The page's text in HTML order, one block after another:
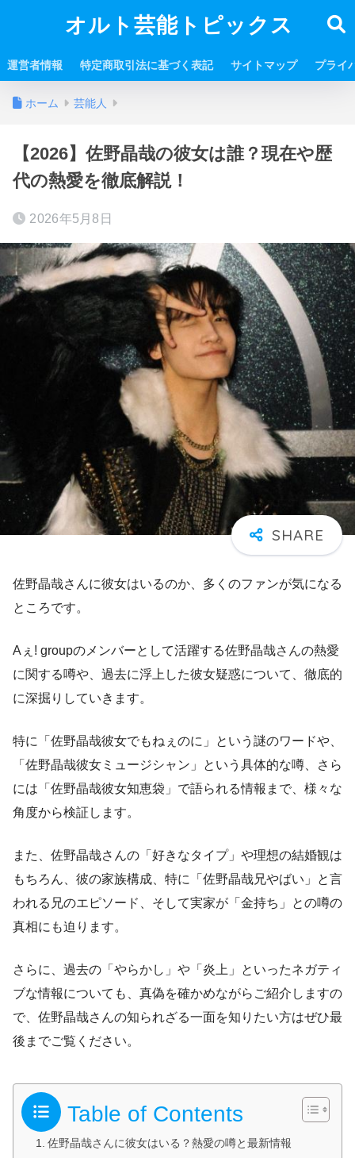
オルト芸能トピックス
運営者情報 特定商取引法に基づく表記 サイトマップ プライ
ホーム 芸能人
【2026】佐野晶哉の彼女は誰？現在や歴
代の熱愛を徹底解説！
2026年5月8日
佐野晶哉さんに彼女はいるのか、多くのファンが気になる
ところです。
Aぇ! groupのメンバーとして活躍する佐野晶哉さんの熱愛
に関する噂や、過去に浮上した彼女疑惑について、徹底的
に深掘りしていきます。
特に「佐野晶哉彼女でもねぇのに」という謎のワードや、
「佐野晶哉彼女ミュージシャン」という具体的な噂、さら
には「佐野晶哉彼女知恵袋」で語られる情報まで、様々な
角度から検証します。
また、佐野晶哉さんの「好きなタイプ」や理想の結婚観は
もちろん、彼の家族構成、特に「佐野晶哉兄やばい」と言
われる兄のエピソード、そして実家が「金持ち」との噂の
真相にも迫ります。
さらに、過去の「やらかし」や「炎上」といったネガティ
ブな情報についても、真偽を確かめながらご紹介しますの
で、佐野晶哉さんの知られざる一面を知りたい方はぜひ最
後までご覧ください。
Table of Contents
佐野晶哉さんに彼女はいる？熱愛の噂と最新情報